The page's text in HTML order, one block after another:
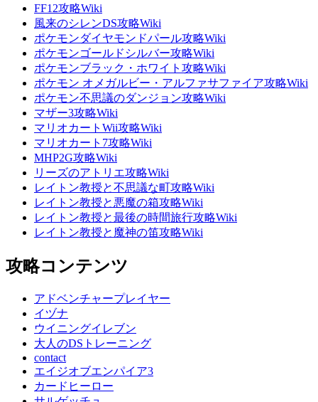
FF12攻略Wiki
風来のシレンDS攻略Wiki
ポケモンダイヤモンドパール攻略Wiki
ポケモンゴールドシルバー攻略Wiki
ポケモンブラック・ホワイト攻略Wiki
ポケモン オメガルビー・アルファサファイア攻略Wiki
ポケモン不思議のダンジョン攻略Wiki
マザー3攻略Wiki
マリオカートWii攻略Wiki
マリオカート7攻略Wiki
MHP2G攻略Wiki
リーズのアトリエ攻略Wiki
レイトン教授と不思議な町攻略Wiki
レイトン教授と悪魔の箱攻略Wiki
レイトン教授と最後の時間旅行攻略Wiki
レイトン教授と魔神の笛攻略Wiki
攻略コンテンツ
アドベンチャープレイヤー
イヅナ
ウイニングイレブン
大人のDSトレーニング
contact
エイジオブエンパイア3
カードヒーロー